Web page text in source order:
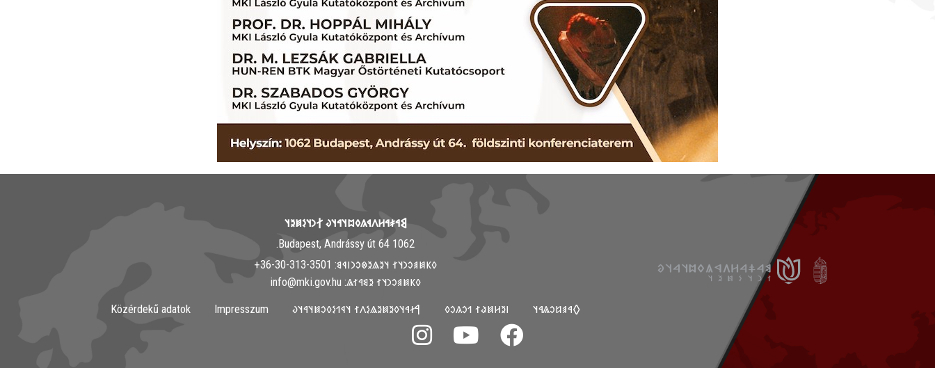
𐲘𐳀𐳎𐳀𐳢𐳤𐳁𐳍𐳓𐳪𐳦𐳀𐳦𐳜 𐲐𐳙𐳦𐳋𐳯𐳉𐳦
1062 Budapest, Andrássy út 64.
𐳓𐳞𐳯𐳠𐳛𐳙𐳦𐳐 𐳦𐳉𐳖𐳉𐳌𐳛𐳙𐳥𐳁𐳘: ‭+36-30-313-3501
𐳓𐳞𐳯𐳠𐳛𐳙𐳦𐳐 𐳉𐳘𐳀𐳐𐳖: info@mki.gov.hu
𐲓𐳀𐳠𐳆𐳛𐳖𐳀𐳦
𐳺𐳉𐳢𐳯𐳟𐳐 𐳒𐳛𐳍𐳛𐳓
𐲀𐳇𐳀𐳦𐳓𐳉𐳯𐳉𐳖𐳋𐳤𐳐 𐳦𐳁𐳒𐳋𐳓𐳛𐳯𐳦𐳀𐳦𐳜
Közérdekű adatok Impresszum